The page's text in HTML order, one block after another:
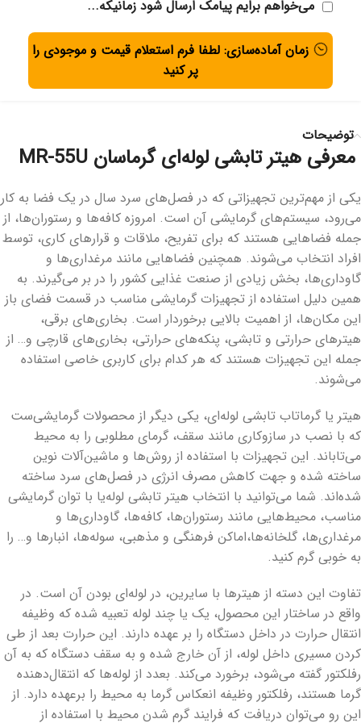
می‌خواهم برایم پیامک ارسال شود زمانیکه...
زمان آماده‌سازی: لطفا فرم استعلام قیمت و موجودی را
پر کنید
توضیحات
معرفی هیتر تابشی لوله‌ای گرماسان MR-55U
یکی از مهم‌ترین تجهیزاتی که در فصل‌های سرد سال در یک فضا به کار
می‌رود، سیستم‌های گرمایشی آن است. امروزه کافه‌ها و رستوران‌ها، از
جمله فضاهایی هستند که برای تفریح، ملاقات و قرارهای کاری، توسط
افراد انتخاب می‌شوند. همچنین فضاهایی مانند مرغداری‌ها و
گاوداری‌ها، بخش زیادی از صنعت غذایی کشور را در بر می‌گیرند. به
همین دلیل استفاده از تجهیزات گرمایشی مناسب در قسمت فضای باز
این مکان‌ها، از اهمیت بالایی برخوردار است. بخاری‌های برقی،
هیترهای حرارتی و تابشی، پنکه‌های حرارتی، بخاری‌های قارچی و… از
جمله این تجهیزات هستند که هر کدام برای کاربری خاصی استفاده
می‌شوند.
هیتر یا گرماتاب تابشی لوله‌ای، یکی دیگر از محصولات گرمایشی‌ست
که با نصب در سازوکاری مانند سقف، گرمای مطلوبی را به محیط
می‌تاباند. این تجهیزات با استفاده از روش‌ها و ماشین‌آلات نوین
ساخته شده و جهت کاهش مصرف انرژی در فصل‌های سرد ساخته
شده‌اند. شما می‌توانید با انتخاب هیتر تابشی لوله‌یا با توان گرمایشی
مناسب، محیط‌هایی مانند رستوران‌ها، کافه‌ها، گاوداری‌ها و
مرغداری‌ها، گلخانه‌ها،اماکن فرهنگی و مذهبی، سوله‌ها، انبار‌ها و… را
به خوبی گرم کنید.
تفاوت این دسته از هیترها با سایرین، در لوله‌ای بودن آن است. در
واقع در ساختار این محصول، یک یا چند لوله تعبیه شده که وظیفه
انتقال حرارت در داخل دستگاه را بر عهده دارند. این حرارت بعد از طی
کردن مسیری داخل لوله، از آن خارج شده و به سقف دستگاه که به آن
رفلکتور گفته می‌شود، برخورد می‌کند. بعدد از لوله‌ها که انتقال‌دهنده
گرما هستند، رفلکتور وظیفه انعکاس گرما به محیط را برعهده دارد. از
این رو می‌توان دریافت که فرایند گرم شدن محیط با استفاده از